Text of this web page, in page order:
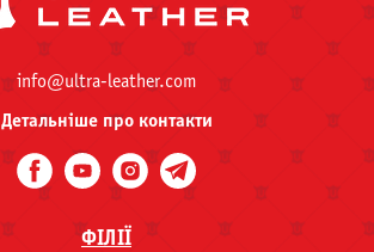
info@ultra-leather.com
Детальніше про контакти
ФІЛІЇ